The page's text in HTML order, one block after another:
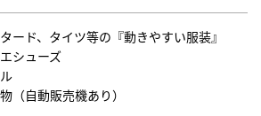
ード、タイツ等の『動きやすい服装』
シューズ
（自動販売機あり）